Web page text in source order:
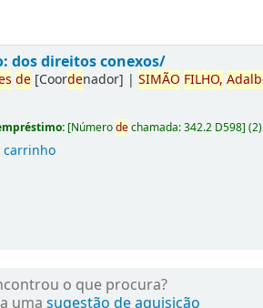
dos direitos conexos/
de [Coordenador] |SIMÃO FILHO,
[Númerodechamada:342.2 D598]
carrinho
o que procura?